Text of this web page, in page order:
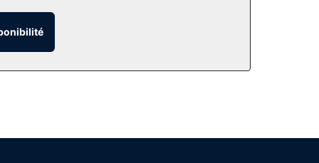
de conciergerie et un salon de coiffure.
un bar / salon idéal pour prendre l'apéritif.